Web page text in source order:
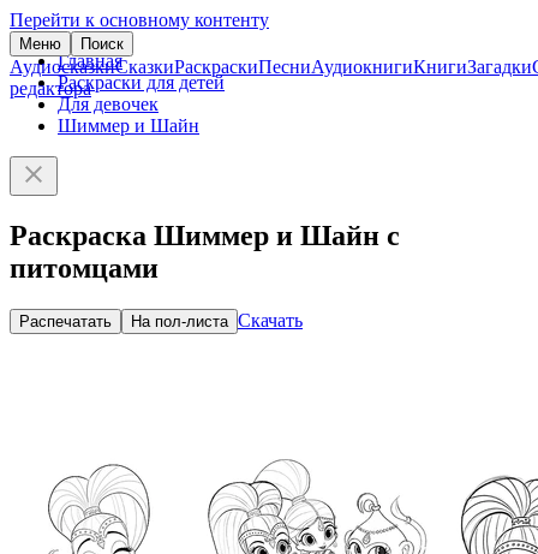
Перейти к основному контенту
Меню Поиск
АудиосказкиСказкиРаскраскиПесниАудиокнигиКнигиЗагадки
редактора
Главная
Раскраски для детей
Для девочек
Шиммер и Шайн
Раскраска Шиммер и Шайн с
питомцами
Распечатать На пол-листа Скачать